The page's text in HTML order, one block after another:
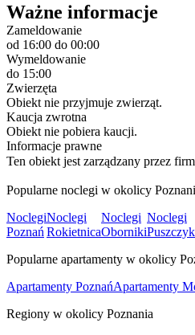
Ważne informacje
Zameldowanie
od 16:00 do 00:00
Wymeldowanie
do 15:00
Zwierzęta
Obiekt nie przyjmuje zwierząt.
Kaucja zwrotna
Obiekt nie pobiera kaucji.
Informacje prawne
Ten obiekt jest zarządzany przez
Popularne noclegi w okolicy
Noclegi
Poznań
Noclegi
Rokietnica
Noclegi
Oborniki
Noclegi
Popularne apartamenty w okolicy
Apartamenty PoznańApartamenty
Regiony w okolicy Poznania